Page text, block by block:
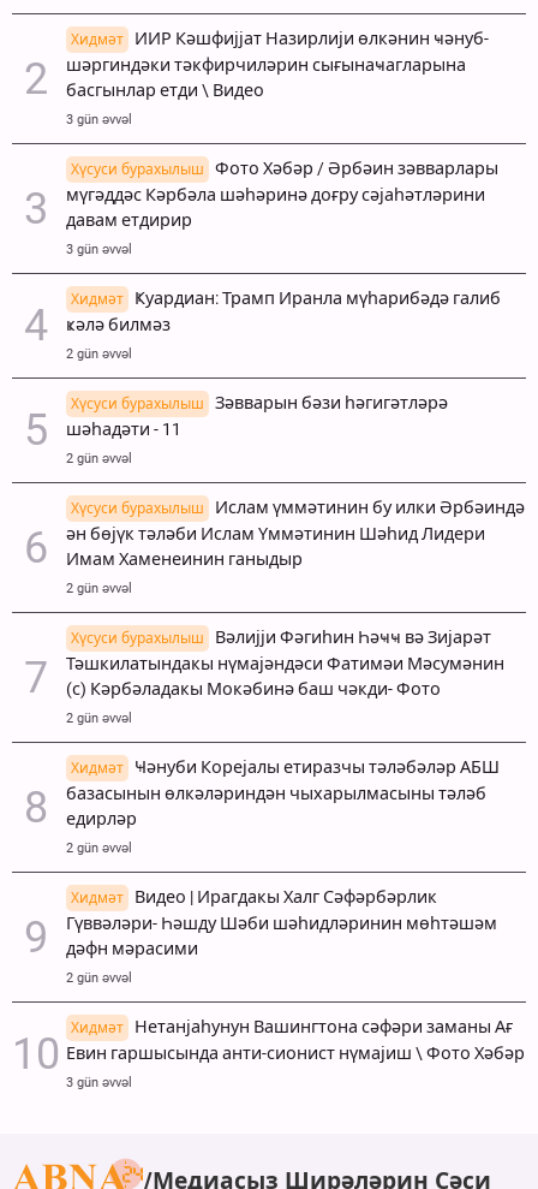
Хидмәт
ИИР Кәшфијјат Назирлији өлкәнин ҹәнуб-
шәргиндәки тәкфирчиләрин сығынаҹагларына
басгынлар етди \ Видео
3 gün əvvəl
Хүсуси бурахылыш
Фото Хәбәр / Әрбәин зәвварлары
мүгәддәс Кәрбәла шәһәринә доғру сәјаһәтләрини
давам етдирир
3 gün əvvəl
Хидмәт
Ҝуардиан: Трамп Иранла мүһарибәдә галиб
ҝәлә билмәз
2 gün əvvəl
Хүсуси бурахылыш
Зәвварын бәзи һәгигәтләрә
шәһадәти - 11
2 gün əvvəl
Хүсуси бурахылыш
Ислам үммәтинин бу илки Әрбәиндә
ән бөјүк тәләби Ислам Үммәтинин Шәһид Лидери
Имам Хаменеинин ганыдыр
2 gün əvvəl
Хүсуси бурахылыш
Вәлијји Фәгиһин Һәҹҹ вә Зијарәт
Тәшкилатындакы нүмајәндәси Фатимәи Мәсумәнин
(с) Кәрбәладакы Мокәбинә баш чәкди- Фото
2 gün əvvəl
Хидмәт
Ҹәнуби Корејалы етиразчы тәләбәләр АБШ
базасынын өлкәләриндән чыхарылмасыны тәләб
едирләр
2 gün əvvəl
Хидмәт
Видео | Ирагдакы Халг Сәфәрбәрлик
Гүввәләри- Һәшду Шәби шәһидләринин мөһтәшәм
дәфн мәрасими
2 gün əvvəl
Хидмәт
Нетанјаһунун Вашингтона сәфәри заманы Ағ
Евин гаршысында анти-сионист нүмајиш \ Фото Хәбәр
3 gün əvvəl
Медиасыз Ширәләрин Сәси